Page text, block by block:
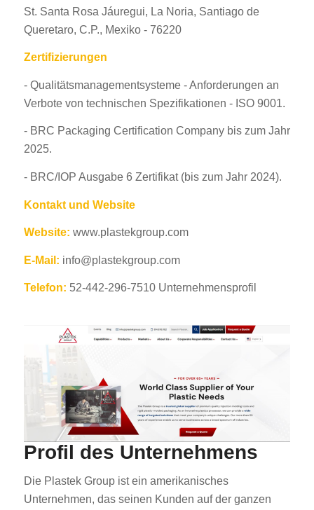
St. Santa Rosa Jáuregui, La Noria, Santiago de
Queretaro, C.P., Mexiko - 76220
Zertifizierungen
- Qualitätsmanagementsysteme - Anforderungen an
Verbote von technischen Spezifikationen - ISO 9001.
- BRC Packaging Certification Company bis zum Jahr
2025.
- BRC/IOP Ausgabe 6 Zertifikat (bis zum Jahr 2024).
Kontakt und Website
Website: www.plastekgroup.com
E-Mail: info@plastekgroup.com
Telefon: 52-442-296-7510 Unternehmensprofil
Profil des Unternehmens
Die Plastek Group ist ein amerikanisches
Unternehmen, das seinen Kunden auf der ganzen